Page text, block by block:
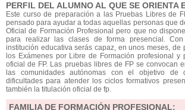
PERFIL DEL ALUMNO AL QUE SE ORIENTA
Este curso de preparación a las Pruebas Libres de
pensado para ayudar a todas aquellas personas que
Oficial de Formación Profesional pero que no
para realizar las clases de forma presencial.
institución educativa serás capaz, en unos meses, de
los Exámenes por Libre de Formación profesional y
oficial de FP. Las pruebas libres de FP se convocan
las comunidades autónomas con el objetivo de
dificultades para atender los ciclos formativos
también la titulación oficial de fp.
FAMILIA DE FORMACIÓN PROFESIONAL: